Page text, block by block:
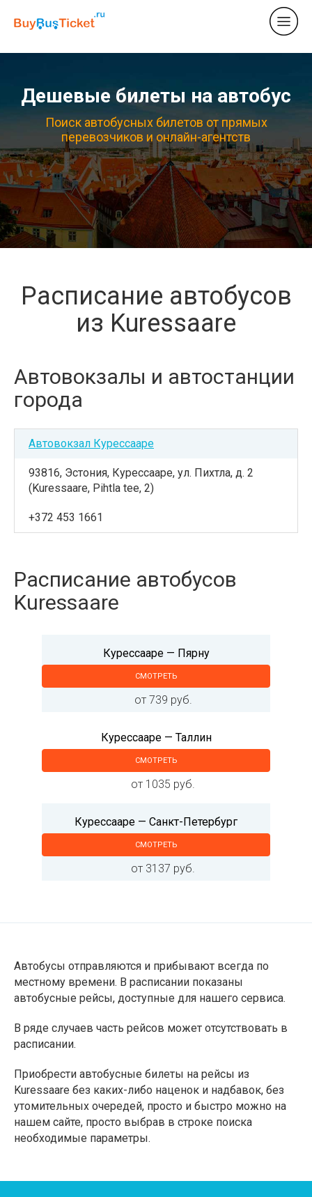
Дешевые билеты на автобус
Поиск автобусных билетов от прямых
перевозчиков и онлайн-агентств
Расписание автобусов
из Kuressaare
Автовокзалы и автостанции
города
Автовокзал Курессааре
93816, Эстония, Курессааре, ул. Пихтла, д. 2
(Kuressaare, Pihtla tee, 2)
+372 453 1661
Расписание автобусов
Kuressaare
Курессааре — Пярну
СМОТРЕТЬ
от 739 руб.
Курессааре — Таллин
СМОТРЕТЬ
от 1035 руб.
Курессааре — Санкт-Петербург
СМОТРЕТЬ
от 3137 руб.
Автобусы отправляются и прибывают всегда по
местному времени. В расписании показаны
автобусные рейсы, доступные для нашего сервиса.
В ряде случаев часть рейсов может отсутствовать в
расписании.
Приобрести автобусные билеты на рейсы из
Kuressaare без каких-либо наценок и надбавок, без
утомительных очередей, просто и быстро можно на
нашем сайте, просто выбрав в строке поиска
необходимые параметры.